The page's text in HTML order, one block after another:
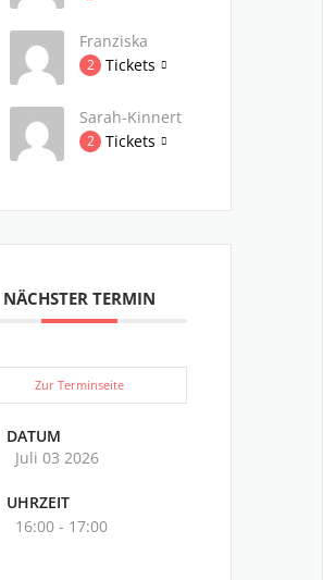
Franziska
2 Tickets
Sarah-Kinnert
2 Tickets
NÄCHSTER TERMIN
Zur Terminseite
DATUM
Juli 03 2026
UHRZEIT
16:00 - 17:00